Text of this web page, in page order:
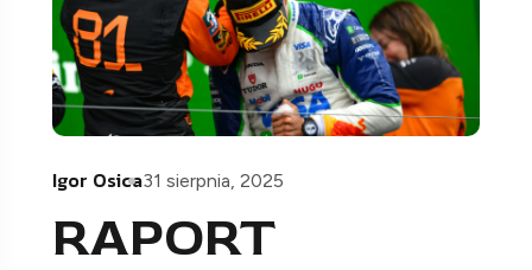
Igor Osica31 sierpnia, 2025
RAPORT